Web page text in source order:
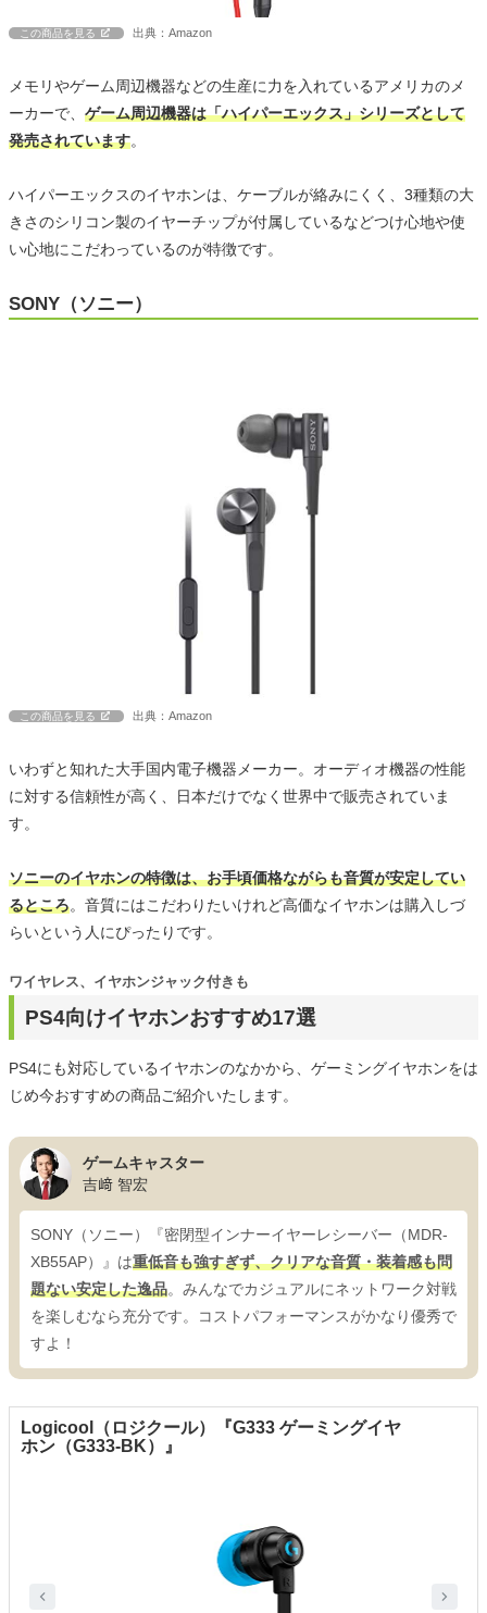
この商品を見る 出典：Amazon
メモリやゲーム周辺機器などの生産に力を入れているアメリカのメ
ーカーで、 ゲーム周辺機器は「ハイパーエックス」シリーズとして
発売されています。
ハイパーエックスのイヤホンは、ケーブルが絡みにくく、3種類の大
きさのシリコン製のイヤーチップが付属しているなどつけ心地や使
い心地にこだわっているのが特徴です。
SONY（ソニー）
この商品を見る 出典：Amazon
いわずと知れた大手国内電子機器メーカー。オーディオ機器の性能
に対する信頼性が高く、日本だけでなく世界中で販売されていま
す。
ソニーのイヤホンの特徴は、お手頃価格ながらも音質が安定してい
るところ。音質にはこだわりたいけれど高価なイヤホンは購入しづ
らいという人にぴったりです。
PS4向けイヤホンおすすめ17選
ワイヤレス、イヤホンジャック付きも
PS4にも対応しているイヤホンのなかから、ゲーミングイヤホンをは
じめ今おすすめの商品ご紹介いたします。
ゲームキャスター
吉﨑 智宏
SONY（ソニー）『密閉型インナーイヤーレシーバー（MDR-
XB55AP）』は重低音も強すぎず、クリアな音質・装着感も問
題ない安定した逸品。みんなでカジュアルにネットワーク対戦
を楽しむなら充分です。コストパフォーマンスがかなり優秀で
すよ！
Logicool（ロジクール）『G333 ゲーミングイヤ
ホン（G333-BK）』